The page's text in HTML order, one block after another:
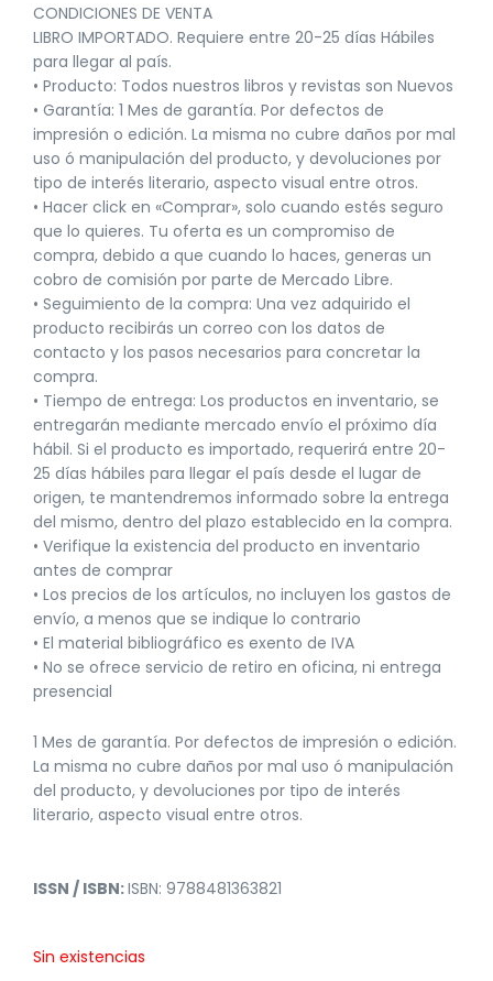
CONDICIONES DE VENTA
LIBRO IMPORTADO. Requiere entre 20-25 días Hábiles
para llegar al país.
• Producto: Todos nuestros libros y revistas son Nuevos
• Garantía: 1 Mes de garantía. Por defectos de
impresión o edición. La misma no cubre daños por mal
uso ó manipulación del producto, y devoluciones por
tipo de interés literario, aspecto visual entre otros.
• Hacer click en «Comprar», solo cuando estés seguro
que lo quieres. Tu oferta es un compromiso de
compra, debido a que cuando lo haces, generas un
cobro de comisión por parte de Mercado Libre.
• Seguimiento de la compra: Una vez adquirido el
producto recibirás un correo con los datos de
contacto y los pasos necesarios para concretar la
compra.
• Tiempo de entrega: Los productos en inventario, se
entregarán mediante mercado envío el próximo día
hábil. Si el producto es importado, requerirá entre 20-
25 días hábiles para llegar el país desde el lugar de
origen, te mantendremos informado sobre la entrega
del mismo, dentro del plazo establecido en la compra.
• Verifique la existencia del producto en inventario
antes de comprar
• Los precios de los artículos, no incluyen los gastos de
envío, a menos que se indique lo contrario
• El material bibliográfico es exento de IVA
• No se ofrece servicio de retiro en oficina, ni entrega
presencial
1 Mes de garantía. Por defectos de impresión o edición.
La misma no cubre daños por mal uso ó manipulación
del producto, y devoluciones por tipo de interés
literario, aspecto visual entre otros.
ISSN / ISBN:ISBN: 9788481363821
Sin existencias